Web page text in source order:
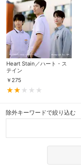
Heart Stain／ハート・ス
テイン
￥ 275
除外キーワードで絞り込む